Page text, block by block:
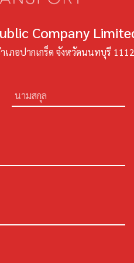
Company
ภอปากเกร็ด จังหวัดนนทบุรี
นามสกุล